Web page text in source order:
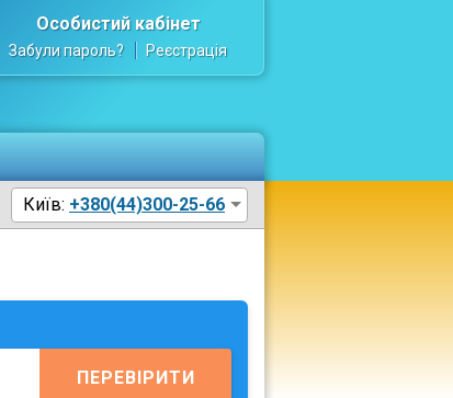
Особистий кабінет
Забули пароль? Реєстрація
Київ: +380(44)300-25-66
ПЕРЕВІРИТИ